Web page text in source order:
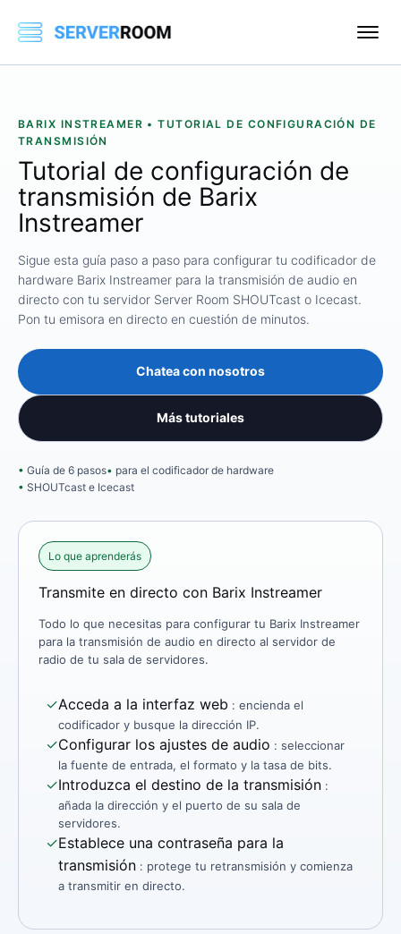
BARIX INSTREAMER • TUTORIAL DE CONFIGURACIÓN DE
TRANSMISIÓN
Tutorial de configuración de
transmisión de Barix
Instreamer
Sigue esta guía paso a paso para configurar tu codificador de
hardware Barix Instreamer para la transmisión de audio en
directo con tu servidor Server Room SHOUTcast o Icecast.
Pon tu emisora ​​en directo en cuestión de minutos.
Chatea con nosotros
Más tutoriales
Guía de 6 pasos
para el codificador de hardware
SHOUTcast e Icecast
Lo que aprenderás
Transmite en directo con Barix Instreamer
Todo lo que necesitas para configurar tu Barix Instreamer
para la transmisión de audio en directo al servidor de
radio de tu sala de servidores.
✓Acceda a la interfaz web : encienda el
codificador y busque la dirección IP.
✓Configurar los ajustes de audio : seleccionar
la fuente de entrada, el formato y la tasa de bits.
✓Introduzca el destino de la transmisión :
añada la dirección y el puerto de su sala de
servidores.
✓Establece una contraseña para la
transmisión : protege tu retransmisión y comienza
a transmitir en directo.